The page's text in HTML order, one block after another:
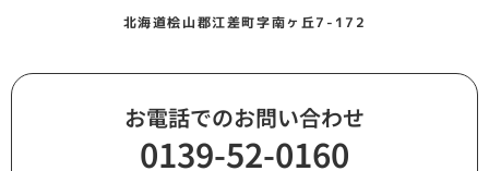
北海道桧山郡江差町字南ヶ丘7-172
お電話でのお問い合わせ
0139-52-0160